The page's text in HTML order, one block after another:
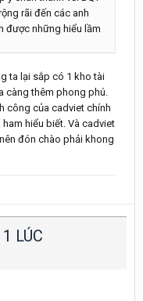
rãi đến các anh
được những hiểu lầm
ta lại sắp có 1 kho tài
càng thêm phong phú.
công của cadviet chính
ham hiểu biết. Và cadviet
đón chào phải khong
LÚC